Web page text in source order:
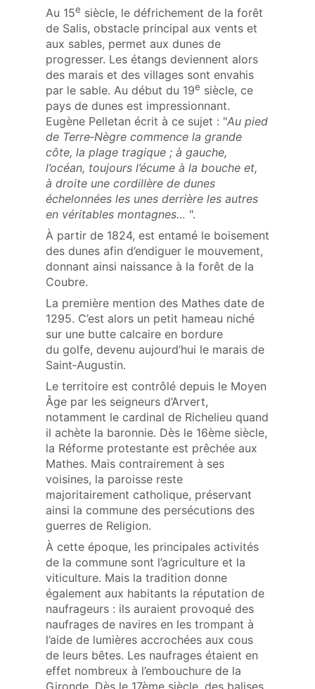
Au 15e siècle, le défrichement de la forêt
de Salis, obstacle principal aux vents et
aux sables, permet aux dunes de
progresser. Les étangs deviennent alors
des marais et des villages sont envahis
par le sable. Au début du 19e siècle, ce
pays de dunes est impressionnant.
Eugène Pelletan écrit à ce sujet : "Au pied
de Terre‑Nègre commence la grande
côte, la plage tragique ; à gauche,
l’océan, toujours l’écume à la bouche et,
à droite une cordillère de dunes
échelonnées les unes derrière les autres
en véritables montagnes… ".
À partir de 1824, est entamé le boisement
des dunes afin d’endiguer le mouvement,
donnant ainsi naissance à la forêt de la
Coubre.
La première mention des Mathes date de
1295. C’est alors un petit hameau niché
sur une butte calcaire en bordure
du golfe, devenu aujourd’hui le marais de
Saint‑Augustin.
Le territoire est contrôlé depuis le Moyen
Âge par les seigneurs d’Arvert,
notamment le cardinal de Richelieu quand
il achète la baronnie. Dès le 16ème siècle,
la Réforme protestante est prêchée aux
Mathes. Mais contrairement à ses
voisines, la paroisse reste
majoritairement catholique, préservant
ainsi la commune des persécutions des
guerres de Religion.
À cette époque, les principales activités
de la commune sont l’agriculture et la
viticulture. Mais la tradition donne
également aux habitants la réputation de
naufrageurs : ils auraient provoqué des
naufrages de navires en les trompant à
l’aide de lumières accrochées aux cous
de leurs bêtes. Les naufrages étaient en
effet nombreux à l’embouchure de la